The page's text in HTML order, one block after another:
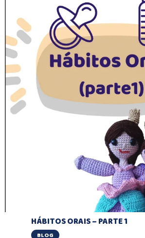
HÁBITOS ORAIS – PARTE 1
BLOG